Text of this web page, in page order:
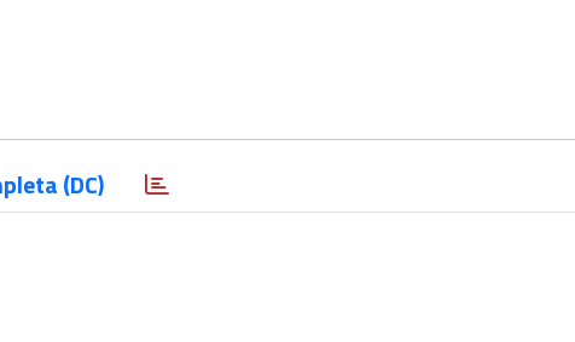
(DC)